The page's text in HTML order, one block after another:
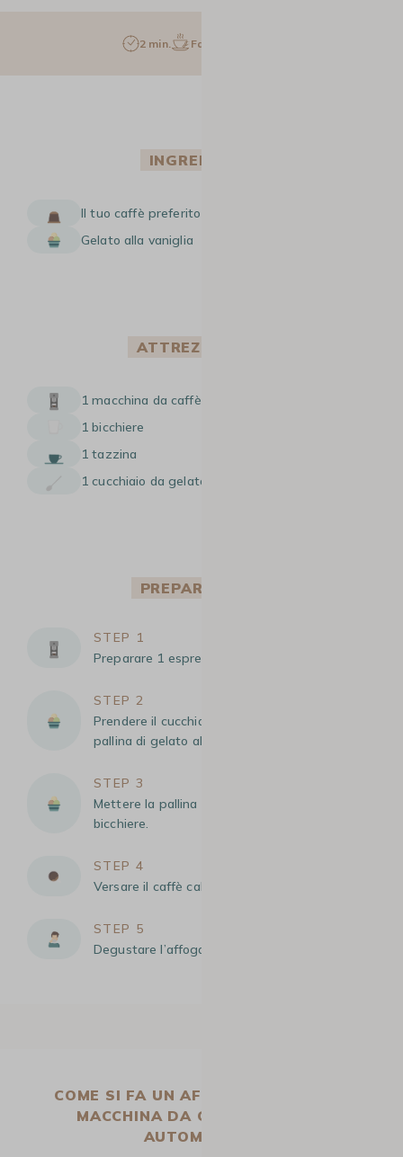
2 min. Facile
INGREDIENTI
Il tuo caffè preferito
Gelato alla vaniglia
ATTREZZATURA
1 macchina da caffè a capsule
1 bicchiere
1 tazzina
1 cucchiaio da gelato o un cucchiaio da tavola
PREPARAZIONE
STEP 1
Preparare 1 espresso.
STEP 2
Prendere il cucchiaio e formare una bella
pallina di gelato alla vaniglia.
STEP 3
Mettere la pallina di gelato alla vaniglia nel
bicchiere.
STEP 4
Versare il caffè caldo sulla pallina di gelato.
STEP 5
Degustare l’affogato appena fatto!
COME SI FA UN AFFOGATO CON UNA
MACCHINA DA CAFFÈ IN GRANI
AUTOMATICA?